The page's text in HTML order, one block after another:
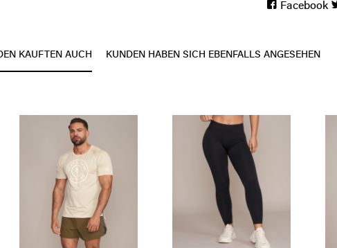
Facebook
KAUFTEN AUCH KUNDEN HABEN SICH EBENFALLS ANGESEHEN